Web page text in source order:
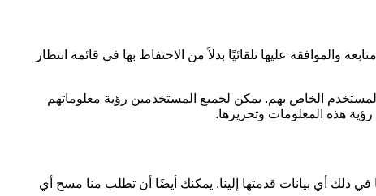
عليها تلقائيًا بدلاً من الاحتفاظ بها في قائمة انتظار
الخاص بهم. يمكن لجميع المستخدمين رؤية معلوماتهم
هذه المعلومات وتحريرها.
ذلك أي بيانات قدمتها إلينا. يمكنك أيضًا أن تطلب منا مسح أي